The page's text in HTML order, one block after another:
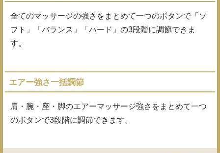
全てのマッサージの強さをまとめて一つのボタンで「ソ
フト」「バランス」「ハード」の3段階に調節できま
す。
エアー強さ一括調節
肩・腕・座・脚のエアーマッサージ強さをまとめて一つ
のボタンで3段階に調節できます。